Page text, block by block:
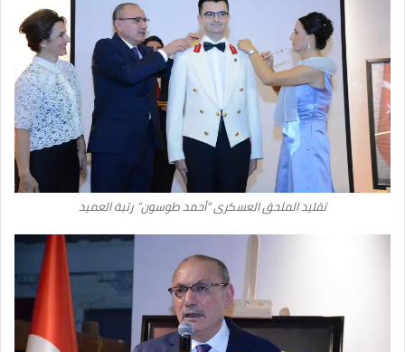
تقليد الملحق العسكرى “أحمد ‏طوسون” رتبة العميد